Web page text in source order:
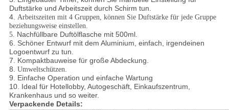
Duftstärke und Arbeitszeit durch Schirm tun.
4. Arbeitszeiten mit 4 Gruppen, können Sie Duftstärke für jede Gruppe
beziehungsweise einstellen.
5. Nachfüllbare Duftölflasche mit 500ml.
6. Schöner Entwurf mit dem Aluminium, einfach, irgendeinen
Logoentwurf zu tun.
7. Kompaktbauweise für große Abdeckung.
8. Umweltschützen.
9. Einfache Operation und einfache Wartung
10. Ideal für Hotellobby, Autogeschäft, Einkaufszentrum,
Krankenhaus und so weiter.
Verpackende Details: